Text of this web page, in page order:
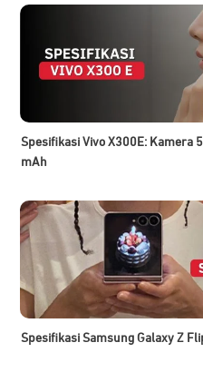
Spesifikasi Vivo X300E: Kamera
mAh
Spesifikasi Samsung Galaxy Z